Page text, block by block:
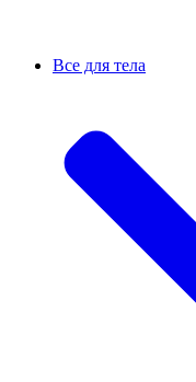
Все для тела